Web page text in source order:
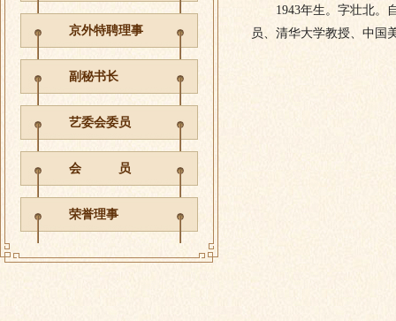
京外特聘理事
副秘书长
艺委会委员
会 员
荣誉理事
1943年生。字壮北。自
员、清华大学教授、中国